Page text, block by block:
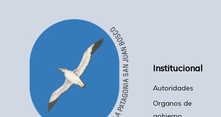
Institucional
Autoridades
Organos de